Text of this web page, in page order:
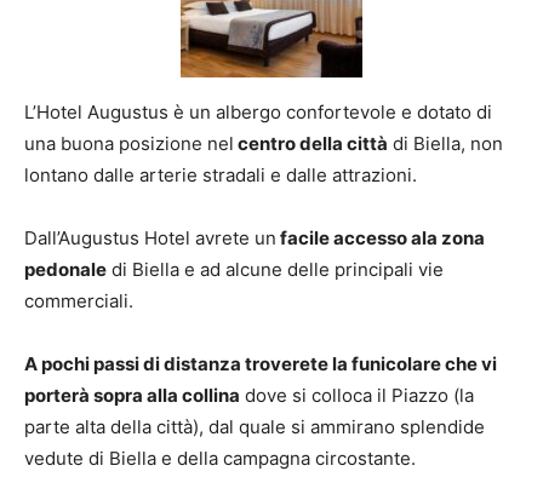
L’Hotel Augustus è un albergo confortevole e dotato di
una buona posizione nel centro della città di Biella, non
lontano dalle arterie stradali e dalle attrazioni.
Dall’Augustus Hotel avrete un facile accesso ala zona
pedonale di Biella e ad alcune delle principali vie
commerciali.
A pochi passi di distanza troverete la funicolare che vi
porterà sopra alla collina dove si colloca il Piazzo (la
parte alta della città), dal quale si ammirano splendide
vedute di Biella e della campagna circostante.